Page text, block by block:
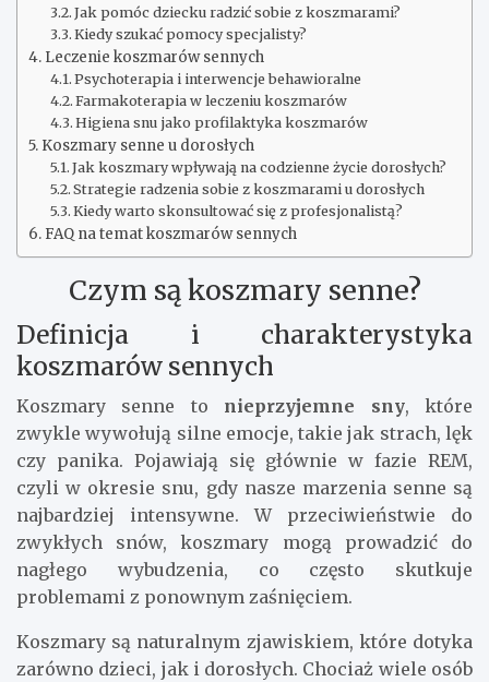
Jak pomóc dziecku radzić sobie z koszmarami?
Kiedy szukać pomocy specjalisty?
Leczenie koszmarów sennych
Psychoterapia i interwencje behawioralne
Farmakoterapia w leczeniu koszmarów
Higiena snu jako profilaktyka koszmarów
Koszmary senne u dorosłych
Jak koszmary wpływają na codzienne życie dorosłych?
Strategie radzenia sobie z koszmarami u dorosłych
Kiedy warto skonsultować się z profesjonalistą?
FAQ na temat koszmarów sennych
Czym są koszmary senne?
Definicja i charakterystyka
koszmarów sennych
Koszmary senne to nieprzyjemne sny, które
zwykle wywołują silne emocje, takie jak strach, lęk
czy panika. Pojawiają się głównie w fazie REM,
czyli w okresie snu, gdy nasze marzenia senne są
najbardziej intensywne. W przeciwieństwie do
zwykłych snów, koszmary mogą prowadzić do
nagłego wybudzenia, co często skutkuje
problemami z ponownym zaśnięciem.
Koszmary są naturalnym zjawiskiem, które dotyka
zarówno dzieci, jak i dorosłych. Chociaż wiele osób